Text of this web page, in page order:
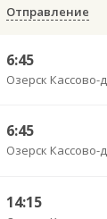
Отправление
6:45
6:45
14:15